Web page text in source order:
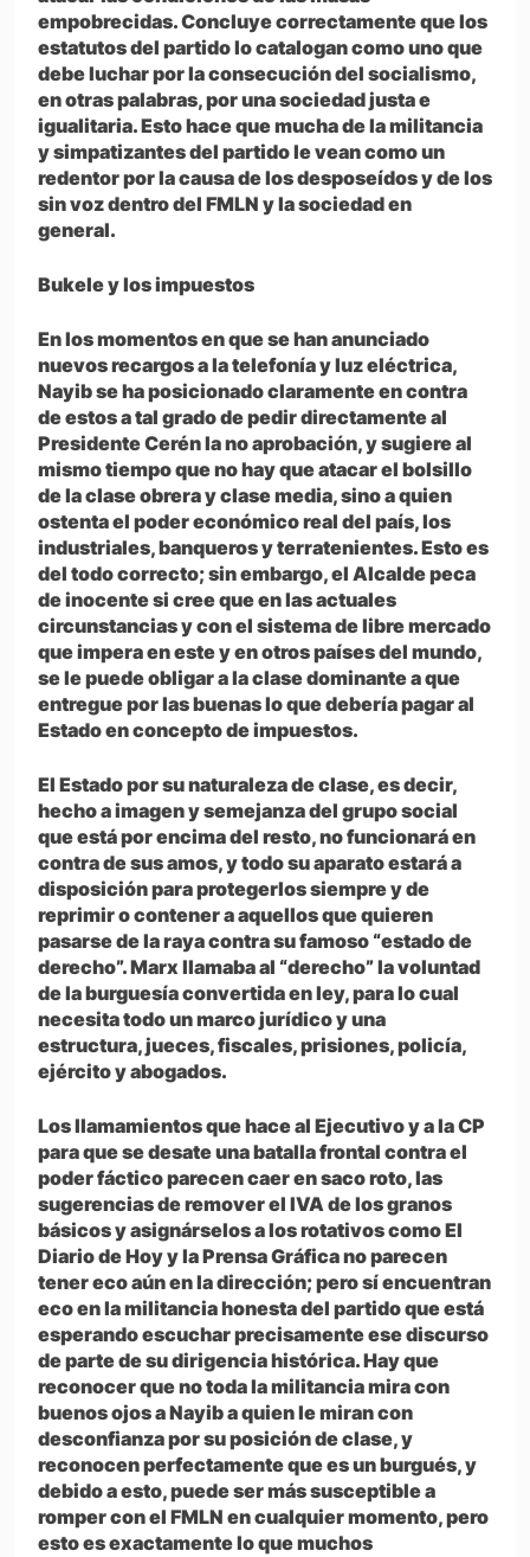
empobrecidas. Concluye correctamente que los
estatutos del partido lo catalogan como uno que
debe luchar por la consecución del socialismo,
en otras palabras, por una sociedad justa e
igualitaria. Esto hace que mucha de la militancia
y simpatizantes del partido le vean como un
redentor por la causa de los desposeídos y de los
sin voz dentro del FMLN y la sociedad en
general.
Bukele y los impuestos
En los momentos en que se han anunciado
nuevos recargos a la telefonía y luz eléctrica,
Nayib se ha posicionado claramente en contra
de estos a tal grado de pedir directamente al
Presidente Cerén la no aprobación, y sugiere al
mismo tiempo que no hay que atacar el bolsillo
de la clase obrera y clase media, sino a quien
ostenta el poder económico real del país, los
industriales, banqueros y terratenientes. Esto es
del todo correcto; sin embargo, el Alcalde peca
de inocente si cree que en las actuales
circunstancias y con el sistema de libre mercado
que impera en este y en otros países del mundo,
se le puede obligar a la clase dominante a que
entregue por las buenas lo que debería pagar al
Estado en concepto de impuestos.
El Estado por su naturaleza de clase, es decir,
hecho a imagen y semejanza del grupo social
que está por encima del resto, no funcionará en
contra de sus amos, y todo su aparato estará a
disposición para protegerlos siempre y de
reprimir o contener a aquellos que quieren
pasarse de la raya contra su famoso “estado de
derecho”. Marx llamaba al “derecho” la voluntad
de la burguesía convertida en ley, para lo cual
necesita todo un marco jurídico y una
estructura, jueces, fiscales, prisiones, policía,
ejército y abogados.
Los llamamientos que hace al Ejecutivo y a la CP
para que se desate una batalla frontal contra el
poder fáctico parecen caer en saco roto, las
sugerencias de remover el IVA de los granos
básicos y asignárselos a los rotativos como El
Diario de Hoy y la Prensa Gráfica no parecen
tener eco aún en la dirección; pero sí encuentran
eco en la militancia honesta del partido que está
esperando escuchar precisamente ese discurso
de parte de su dirigencia histórica. Hay que
reconocer que no toda la militancia mira con
buenos ojos a Nayib a quien le miran con
desconfianza por su posición de clase, y
reconocen perfectamente que es un burgués, y
debido a esto, puede ser más susceptible a
romper con el FMLN en cualquier momento, pero
esto es exactamente lo que muchos